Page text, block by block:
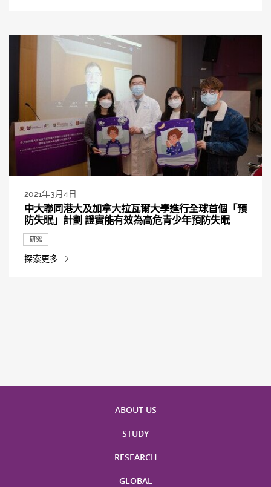
2021年3月4日
中大聯同港大及加拿大拉瓦爾大學進行全球首個「預
防失眠」計劃 證實能有效為高危青少年預防失眠
研究
探索更多
ABOUT US
STUDY
RESEARCH
GLOBAL